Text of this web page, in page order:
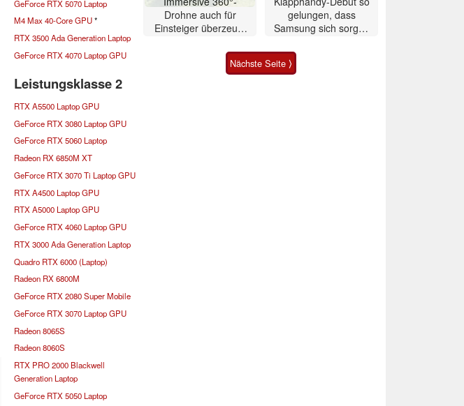
GeForce RTX 5070 Laptop
M4 Max 40-Core GPU*
RTX 3500 Ada Generation Laptop
GeForce RTX 4070 Laptop GPU
Leistungsklasse 2
RTX A5500 Laptop GPU
GeForce RTX 3080 Laptop GPU
GeForce RTX 5060 Laptop
Radeon RX 6850M XT
GeForce RTX 3070 Ti Laptop GPU
RTX A4500 Laptop GPU
RTX A5000 Laptop GPU
GeForce RTX 4060 Laptop GPU
RTX 3000 Ada Generation Laptop
Quadro RTX 6000 (Laptop)
Radeon RX 6800M
GeForce RTX 2080 Super Mobile
GeForce RTX 3070 Laptop GPU
Radeon 8065S
Radeon 8060S
RTX PRO 2000 Blackwell
Generation Laptop
GeForce RTX 5050 Laptop
Drohne auch für
Einsteiger überzeugt
gelungen, dass
Samsung sich sorgen
Smartphone im Test
Nächste Seite ⟩